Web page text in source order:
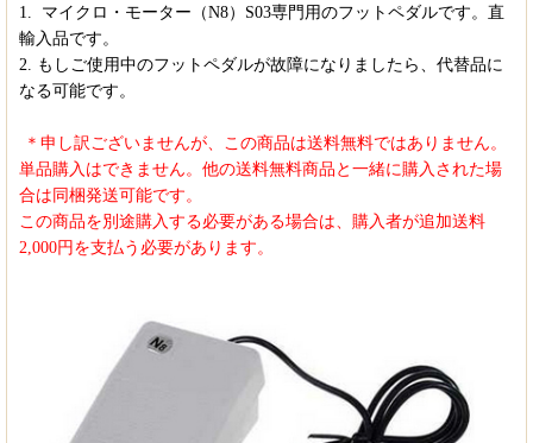
1. マイクロ・モーター（N8） S03専門用のフットペダルです。直
輸入品です。
2.
もしご使用中のフットペダルが故障になりましたら、代替品に
なる可能です。
＊ 申し訳ございませんが、この商品は送料無料ではありません。
単品購入はできません。他の送料無料商品と一緒に購入された場
合は同梱発送可能です。
この商品を別途購入する必要がある場合は、購入者が追加送料
2,000円を支払う必要があります。